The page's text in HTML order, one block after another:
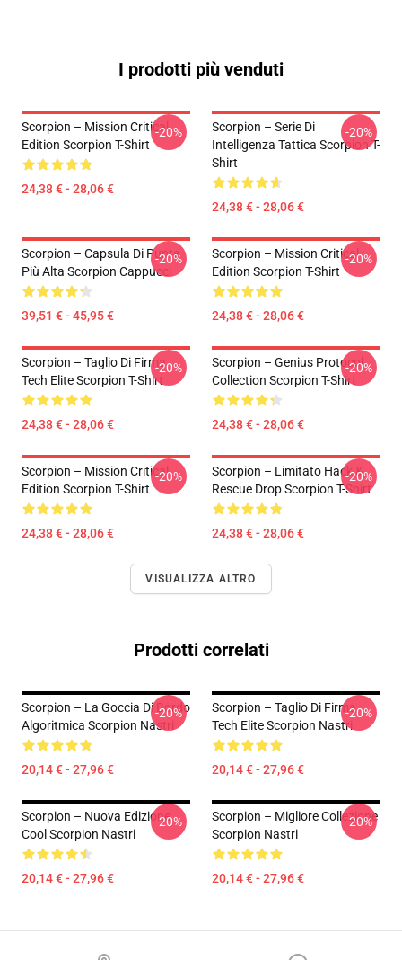
I prodotti più venduti
Scorpion – Mission Critical
Edition Scorpion T-Shirt
24,38 € - 28,06 €
-20%
Scorpion – Serie Di
Intelligenza Tattica Scorpion T-
Shirt
24,38 € - 28,06 €
-20%
Scorpion – Capsula Di Punte
Più Alta Scorpion Cappucci
39,51 € - 45,95 €
-20%
Scorpion – Mission Critical
Edition Scorpion T-Shirt
24,38 € - 28,06 €
-20%
Scorpion – Taglio Di Firma
Tech Elite Scorpion T-Shirt
24,38 € - 28,06 €
-20%
Scorpion – Genius Protocol
Collection Scorpion T-Shirt
24,38 € - 28,06 €
-20%
Scorpion – Mission Critical
Edition Scorpion T-Shirt
24,38 € - 28,06 €
-20%
Scorpion – Limitato Hack &
Rescue Drop Scorpion T-Shirt
24,38 € - 28,06 €
-20%
VISUALIZZA ALTRO
Prodotti correlati
Scorpion – La Goccia Di Bordo
Algoritmica Scorpion Nastri
20,14 € - 27,96 €
-20%
Scorpion – Taglio Di Firma
Tech Elite Scorpion Nastri
20,14 € - 27,96 €
-20%
Scorpion – Nuova Edizione
Cool Scorpion Nastri
20,14 € - 27,96 €
-20%
Scorpion – Migliore Collezione
Scorpion Nastri
20,14 € - 27,96 €
-20%